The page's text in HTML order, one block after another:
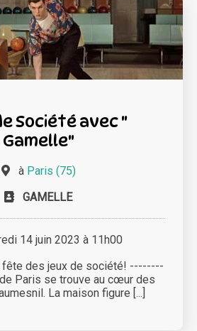
Société avec "
Gamelle"
à Paris (75)
GAMELLE
14 juin 2023 à 11h00
fête des jeux de société! --------
Paris se trouve au cœur des
La maison figure [...]